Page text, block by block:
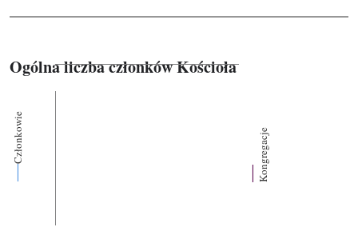
Ogólna liczba członków Kościoła
Członkowie Kongregacje